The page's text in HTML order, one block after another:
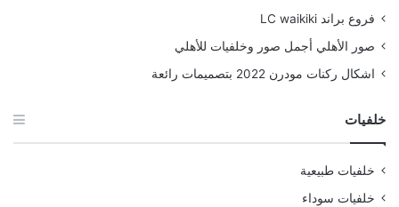
فروع براند LC waikiki
صور الأهلي أجمل صور وخلفيات للأهلي
اشكال ركنات مودرن 2022 بتصميمات رائعة
خلفيات
خلفيات طبيعية
خلفيات سوداء